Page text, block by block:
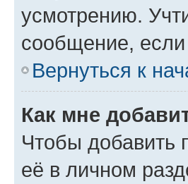
усмотрению.
сообщение, если
Вернуться к
Как мне
Чтобы добавить
её в личном